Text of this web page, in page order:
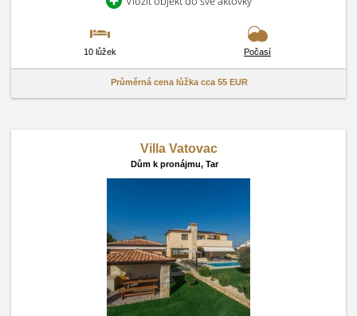
10 lůžek Počasí
Průměrná cena lůžka cca 55 EUR
Villa Vatovac
Dům k pronájmu, Tar